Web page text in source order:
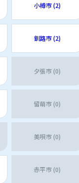
小樽市 (2)
釧路市 (2)
夕張市 (0)
留萌市 (0)
美唄市 (0)
赤平市 (0)